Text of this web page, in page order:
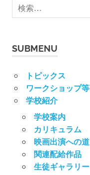
ビ
ー
シ
ョ
ン
検
索
SUBMENU
トピックス
ワークショップ等
学校紹介
学校案内
カリキュラム
映画出演への道
関連配給作品
生徒ギャラリー